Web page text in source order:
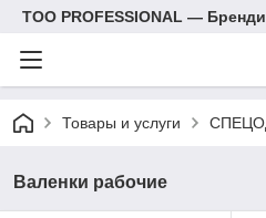
ТОО PROFESSIONAL —
Товары и услуги
Валенки рабочие